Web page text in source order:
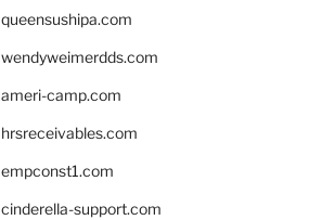
queensushipa.com
wendyweimerdds.com
ameri-camp.com
hrsreceivables.com
empconst1.com
cinderella-support.com